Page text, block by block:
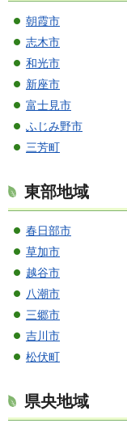
朝霞市
志木市
和光市
新座市
富士見市
ふじみ野市
三芳町
東部地域
春日部市
草加市
越谷市
八潮市
三郷市
吉川市
松伏町
県央地域